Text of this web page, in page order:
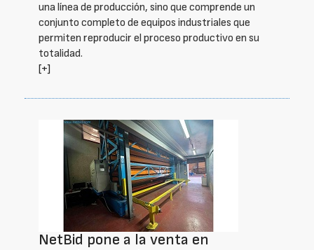
una línea de producción, sino que comprende un
conjunto completo de equipos industriales que
permiten reproducir el proceso productivo en su
totalidad.
[+]
NetBid pone a la venta en